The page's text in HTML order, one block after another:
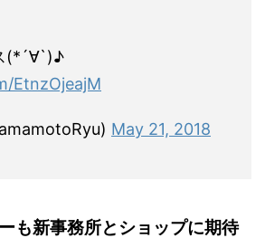
(*´∀`)♪
EtnzOjeajM
May 21, 2018
も新事務所とショップに期待